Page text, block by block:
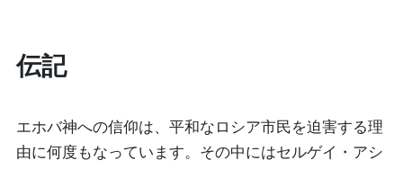
伝記
エホバ神への信仰は、平和なロシア市民を迫害する理
由に何度もなっています。その中にはセルゲイ・アシ